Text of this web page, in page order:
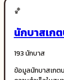
🏀
นักบาสเก
193 นักบาส
ข้อมูลนักบาสเกต